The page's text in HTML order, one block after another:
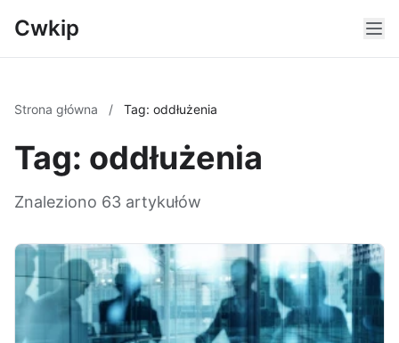
Cwkip
Strona główna / Tag: oddłużenia
Tag: oddłużenia
Znaleziono 63 artykułów